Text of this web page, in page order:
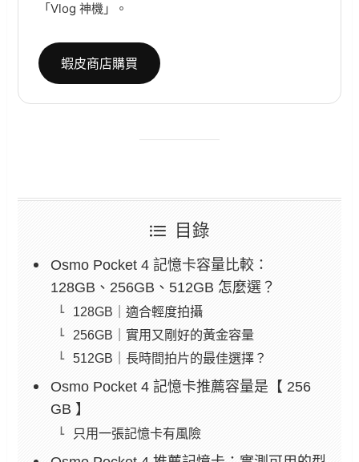
「Vlog 神機」。
蝦皮商店購買
目錄
Osmo Pocket 4 記憶卡容量比較：
128GB、256GB、512GB 怎麼選？
128GB｜適合輕度拍攝
256GB｜實用又剛好的黃金容量
512GB｜長時間拍片的最佳選擇？
Osmo Pocket 4 記憶卡推薦容量是【 256
GB 】
只用一張記憶卡有風險